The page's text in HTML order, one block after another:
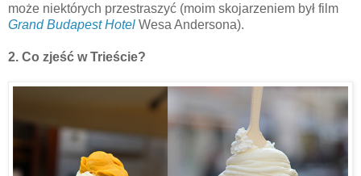
może niektórych przestraszyć (moim skojarzeniem był film
Grand Budapest Hotel Wesa Andersona).
2. Co zjeść w Trieście?